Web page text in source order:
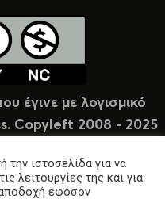
έγινε με λογισμικό
Copyleft 2008 - 2025
ιστοσελίδα για να
λειτουργίες της και για
εφόσον